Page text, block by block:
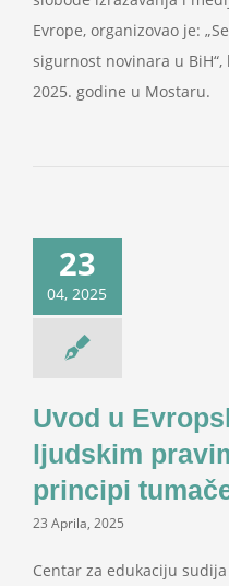
Evrope, organizovao je:
sigurnost novinara u
2025. godine u Mostaru.
23
04, 2025
Uvod u
ljudskim
principi
23 Aprila, 2025
Centar za edukaciju